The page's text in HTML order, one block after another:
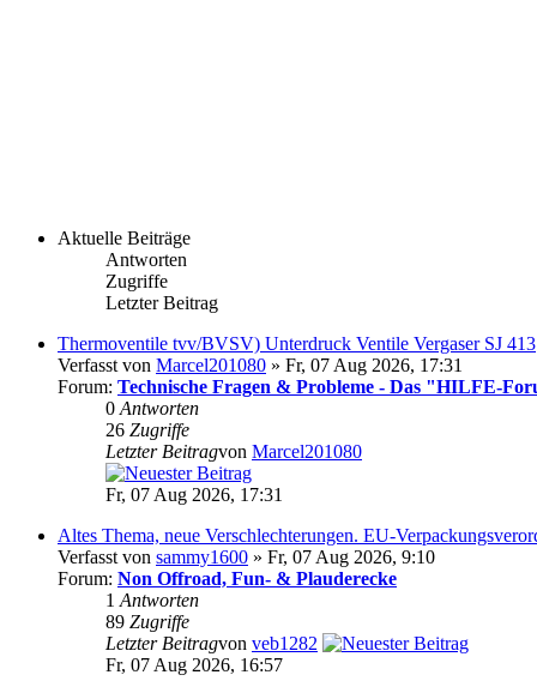
Aktuelle Beiträge
Antworten
Zugriffe
Letzter Beitrag
Thermoventile tvv/BVSV) Unterdruck Ventile Vergaser SJ 413
Verfasst von Marcel201080 » Fr, 07 Aug 2026, 17:31
Forum: Technische Fragen & Probleme - Das "HILFE-
0 Antworten
26 Zugriffe
Letzter Beitragvon Marcel201080
Fr, 07 Aug 2026, 17:31
Altes Thema, neue Verschlechterungen. EU-
Verfasst von sammy1600 » Fr, 07 Aug 2026, 9:10
Forum: Non Offroad, Fun- & Plauderecke
1 Antworten
89 Zugriffe
Letzter Beitragvon veb1282
Fr, 07 Aug 2026, 16:57